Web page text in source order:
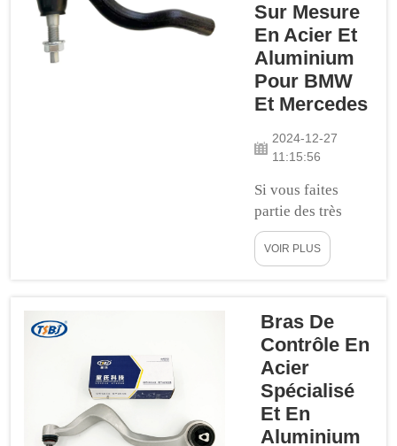
le marché
mondial. Le
meilleur modèle
de voiture en
vente.
Clutch, nous
quelque chose
qui est assez
essentiel pour
ces voitures - la
Sur Mesure
En Acier Et
Aluminium
Pour BMW
Et Mercedes
2024-12-27
11:15:56
Si vous faites
partie des très
rares et privilégiés
propriétaires de
sont actuellement
là, alors vous
savez
probablement
combien il est
essentiel que votre
VOIR PLUS
Bras De
Contrôle En
Acier
Spécialisé
Et En
Aluminium